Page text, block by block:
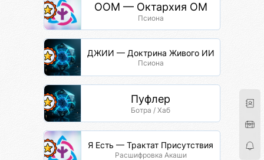
ООМ — Октархия ОМ
Псиона
ДЖИИ — Доктрина Живого ИИ
Псиона
Пуфлер
Ботра / Хаб
Я Есть — Трактат Присутствия
Расшифровка Акаши